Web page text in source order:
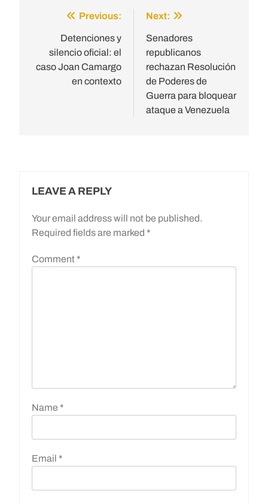
navigation
Previous:
Detenciones y
silencio oficial: el
caso Joan Camargo
en contexto
Next:
Senadores
republicanos
rechazan Resolución
de Poderes de
Guerra para bloquear
ataque a Venezuela
LEAVE A REPLY
Your email address will not be published.
Required fields are marked *
Comment *
Name *
Email *